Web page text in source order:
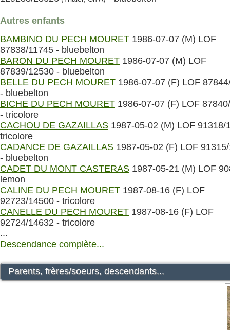
Autres enfants
BAMBINO DU PECH MOURET 1986-07-07 (M) LOF
87838/11745 - bluebelton
BARON DU PECH MOURET 1986-07-07 (M) LOF
87839/12530 - bluebelton
BELLE DU PECH MOURET 1986-07-07 (F) LOF
- bluebelton
BICHE DU PECH MOURET 1986-07-07 (F) LOF
- tricolore
CACHOU DE GAZAILLAS 1987-05-02 (M) LOF 91318/
tricolore
CADANCE DE GAZAILLAS 1987-05-02 (F) LOF
- bluebelton
CADET DU MONT CASTERAS 1987-05-21 (M) LOF
lemon
CALINE DU PECH MOURET 1987-08-16 (F) LOF
92723/14500 - tricolore
CANELLE DU PECH MOURET 1987-08-16 (F) LOF
92724/14632 - tricolore
...
Descendance complète...
Parents, frères/soeurs, descendants...